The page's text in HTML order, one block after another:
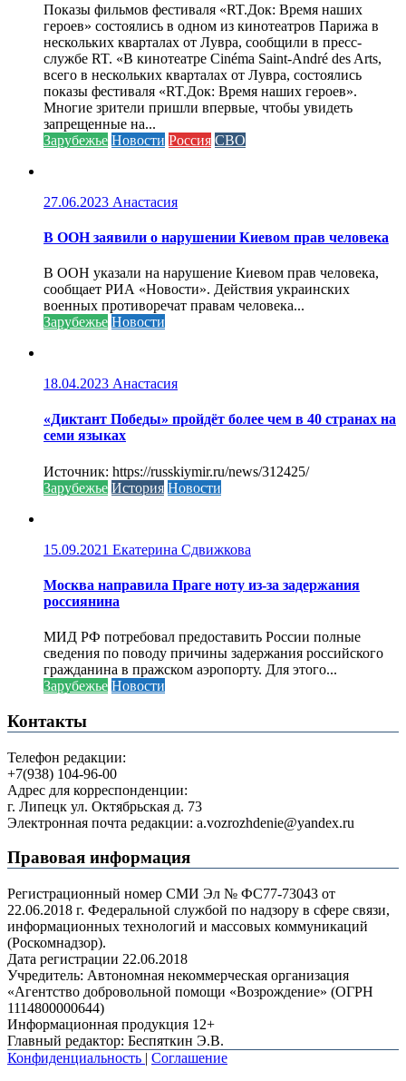
Показы фильмов фестиваля «RT.Док: Время наших
героев» состоялись в одном из кинотеатров Парижа в
нескольких кварталах от Лувра, сообщили в пресс-
службе RT. «В кинотеатре Cinéma Saint-André des Arts,
всего в нескольких кварталах от Лувра, состоялись
показы фестиваля «RT.Док: Время наших героев».
Многие зрители пришли впервые, чтобы увидеть
запрещенные на...
Зарубежье Новости Россия СВО
27.06.2023 Анастасия
В ООН заявили о нарушении Киевом прав человека
В ООН указали на нарушение Киевом прав человека,
сообщает РИА «Новости». Действия украинских
военных противоречат правам человека...
Зарубежье Новости
18.04.2023 Анастасия
«Диктант Победы» пройдёт более чем в 40 странах на
семи языках
Источник: https://russkiymir.ru/news/312425/
Зарубежье История Новости
15.09.2021 Екатерина Сдвижкова
Москва направила Праге ноту из-за задержания
россиянина
МИД РФ потребовал предоставить России полные
сведения по поводу причины задержания российского
гражданина в пражском аэропорту. Для этого...
Зарубежье Новости
Контакты
Телефон редакции:
+7(938) 104-96-00
Адрес для корреспонденции:
г. Липецк ул. Октябрьская д. 73
Электронная почта редакции: a.vozrozhdenie@yandex.ru
Правовая информация
Регистрационный номер СМИ Эл № ФС77-73043 от
22.06.2018 г. Федеральной службой по надзору в сфере связи,
информационных технологий и массовых коммуникаций
(Роскомнадзор).
Дата регистрации 22.06.2018
Учредитель: Автономная некоммерческая организация
«Агентство добровольной помощи «Возрождение» (ОГРН
1114800000644)
Информационная продукция 12+
Главный редактор: Беспяткин Э.В.
Конфиденциальность | Соглашение